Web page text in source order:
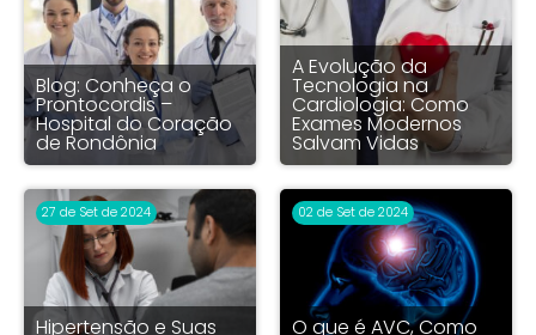
Blog: Conheça o
Prontocordis –
Hospital do Coração
de Rondônia
A Evolução da
Tecnologia na
Cardiologia: Como
Exames Modernos
Salvam Vidas
27 de Set de 2024
Hipertensão e Suas
02 de Set de 2024
O que é AVC, Como